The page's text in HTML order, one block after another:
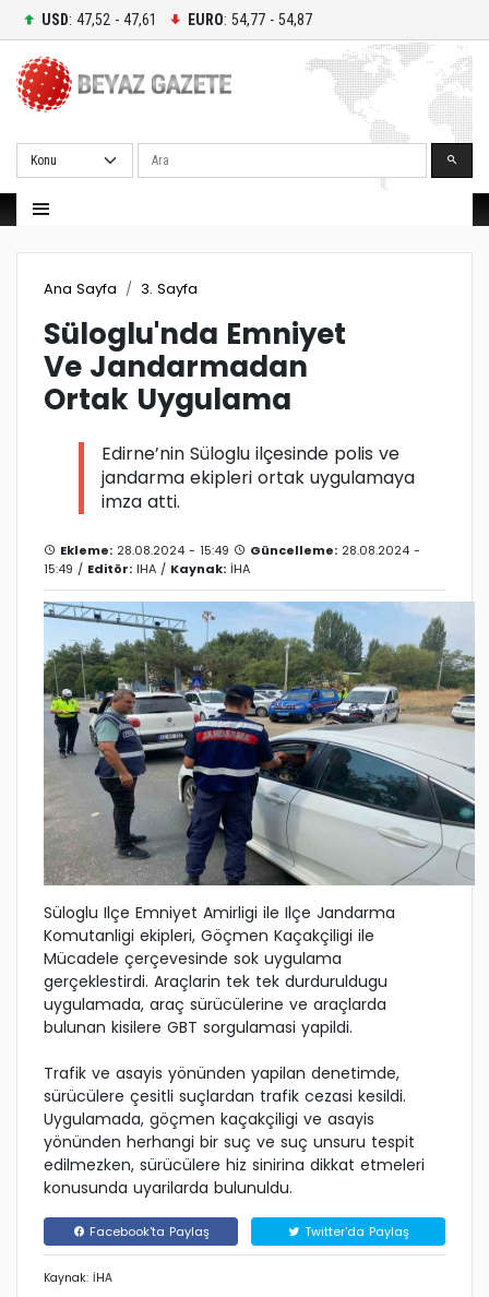
USD: 47,52 - 47,61 EURO: 54,77 - 54,87
Ara
Ana Sayfa 3. Sayfa
Süloglu'nda Emniyet
Ve Jandarmadan
Ortak Uygulama
Edirne’nin Süloglu ilçesinde polis ve
jandarma ekipleri ortak uygulamaya
imza atti.
Ekleme: 28.08.2024 - 15:49 Güncelleme: 28.08.2024 -
15:49 / Editör: IHA / Kaynak: İHA
Süloglu Ilçe Emniyet Amirligi ile Ilçe Jandarma
Komutanligi ekipleri, Göçmen Kaçakçiligi ile
Mücadele çerçevesinde sok uygulama
gerçeklestirdi. Araçlarin tek tek durduruldugu
uygulamada, araç sürücülerine ve araçlarda
bulunan kisilere GBT sorgulamasi yapildi.
Trafik ve asayis yönünden yapilan denetimde,
sürücülere çesitli suçlardan trafik cezasi kesildi.
Uygulamada, göçmen kaçakçiligi ve asayis
yönünden herhangi bir suç ve suç unsuru tespit
edilmezken, sürücülere hiz sinirina dikkat etmeleri
konusunda uyarilarda bulunuldu.
Facebook'ta Paylaş Twitter'da Paylaş
Kaynak: İHA